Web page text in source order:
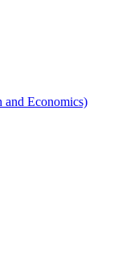
Economics)